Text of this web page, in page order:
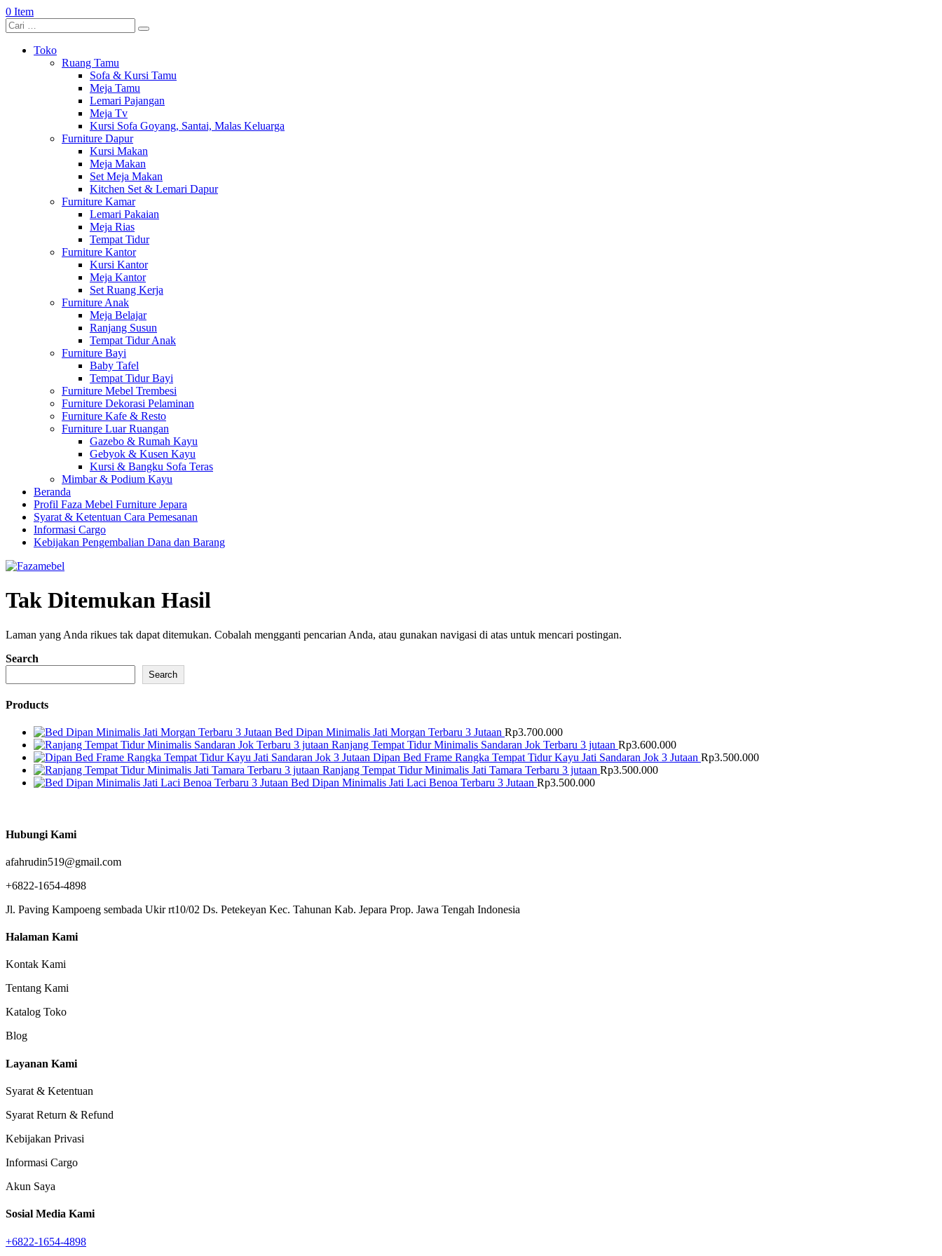
0 Item
Toko
Ruang Tamu
Sofa & Kursi Tamu
Meja Tamu
Lemari Pajangan
Meja Tv
Kursi Sofa Goyang, Santai, Malas Keluarga
Furniture Dapur
Kursi Makan
Meja Makan
Set Meja Makan
Kitchen Set & Lemari Dapur
Furniture Kamar
Lemari Pakaian
Meja Rias
Tempat Tidur
Furniture Kantor
Kursi Kantor
Meja Kantor
Set Ruang Kerja
Furniture Anak
Meja Belajar
Ranjang Susun
Tempat Tidur Anak
Furniture Bayi
Baby Tafel
Tempat Tidur Bayi
Furniture Mebel Trembesi
Furniture Dekorasi Pelaminan
Furniture Kafe & Resto
Furniture Luar Ruangan
Gazebo & Rumah Kayu
Gebyok & Kusen Kayu
Kursi & Bangku Sofa Teras
Mimbar & Podium Kayu
Beranda
Profil Faza Mebel Furniture Jepara
Syarat & Ketentuan Cara Pemesanan
Informasi Cargo
Kebijakan Pengembalian Dana dan Barang
Tak Ditemukan Hasil
Laman yang Anda rikues tak dapat ditemukan. Cobalah mengganti pencarian Anda, atau gunakan navigasi di atas untuk mencari postingan.
Search
Search
Products
Bed Dipan Minimalis Jati Morgan Terbaru 3 Jutaan Rp3.700.000
Ranjang Tempat Tidur Minimalis Sandaran Jok Terbaru 3 jutaan Rp3.600.000
Dipan Bed Frame Rangka Tempat Tidur Kayu Jati Sandaran Jok 3 Jutaan Rp3.500.000
Ranjang Tempat Tidur Minimalis Jati Tamara Terbaru 3 jutaan Rp3.500.000
Bed Dipan Minimalis Jati Laci Benoa Terbaru 3 Jutaan Rp3.500.000
Hubungi Kami
afahrudin519@gmail.com
+6822-1654-4898
Jl. Paving Kampoeng sembada Ukir rt10/02 Ds. Petekeyan Kec. Tahunan Kab. Jepara Prop. Jawa Tengah Indonesia
Halaman Kami
Kontak Kami
Tentang Kami
Katalog Toko
Blog
Layanan Kami
Syarat & Ketentuan
Syarat Return & Refund
Kebijakan Privasi
Informasi Cargo
Akun Saya
Sosial Media Kami
+6822-1654-4898